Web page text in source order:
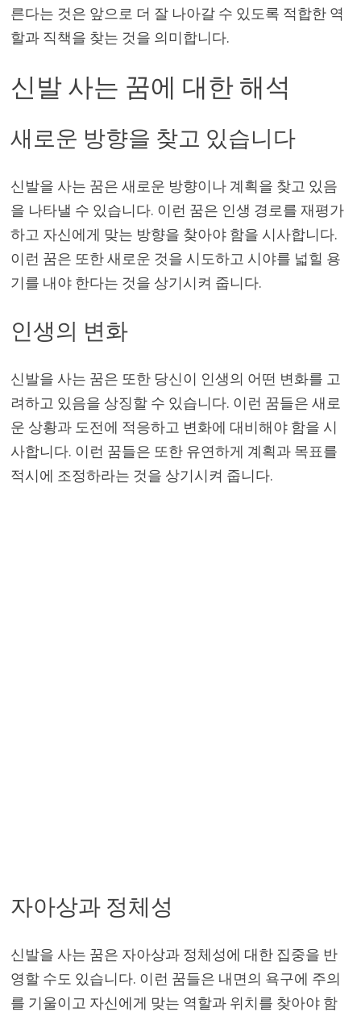
른다는 것은 앞으로 더 잘 나아갈 수 있도록 적합한 역
할과 직책을 찾는 것을 의미합니다.
신발 사는 꿈에 대한 해석
새로운 방향을 찾고 있습니다
신발을 사는 꿈은 새로운 방향이나 계획을 찾고 있음
을 나타낼 수 있습니다. 이런 꿈은 인생 경로를 재평가
하고 자신에게 맞는 방향을 찾아야 함을 시사합니다.
이런 꿈은 또한 새로운 것을 시도하고 시야를 넓힐 용
기를 내야 한다는 것을 상기시켜 줍니다.
인생의 변화
신발을 사는 꿈은 또한 당신이 인생의 어떤 변화를 고
려하고 있음을 상징할 수 있습니다. 이런 꿈들은 새로
운 상황과 도전에 적응하고 변화에 대비해야 함을 시
사합니다. 이런 꿈들은 또한 유연하게 계획과 목표를
적시에 조정하라는 것을 상기시켜 줍니다.
자아상과 정체성
신발을 사는 꿈은 자아상과 정체성에 대한 집중을 반
영할 수도 있습니다. 이런 꿈들은 내면의 욕구에 주의
를 기울이고 자신에게 맞는 역할과 위치를 찾아야 함